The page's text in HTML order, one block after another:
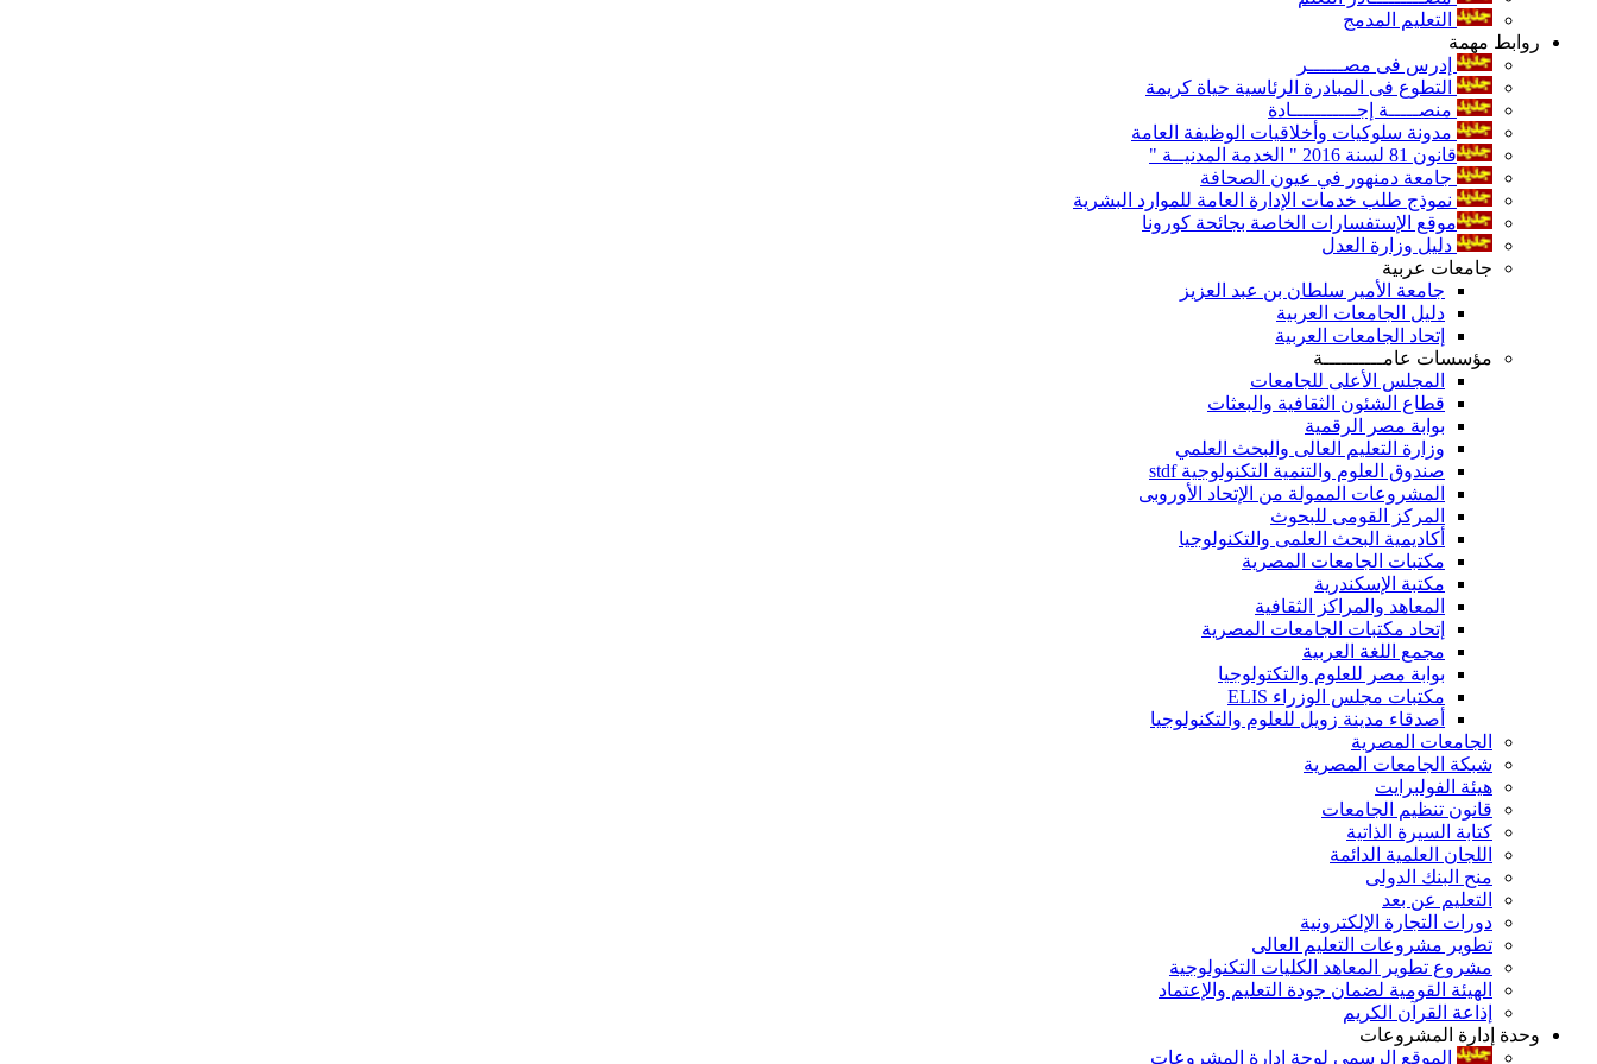
التعليم المدمج
روابط مهمة
إدرس فى مصــــــر
التطوع فى المبادرة الرئاسية حياة كريمة
منصـــــة إجـــــــــــادة
مدونة سلوكيات وأخلاقيات الوظيفة العامة
قانون 81 لسنة 2016 " الخدمة المدنيــة "
جامعة دمنهور في عيون الصحافة
نموذج طلب خدمات الإدارة العامة للموارد البشرية
موقع الإستفسارات الخاصة بجائحة كورونا
دليل وزارة العدل
جامعات عربية
جامعة الأمير سلطان بن عبد العزيز
دليل الجامعات العربية
إتحاد الجامعات العربية
مؤسسات عامــــــــــة
المجلس الأعلى للجامعات
قطاع الشئون الثقافية والبعثات
بوابة مصر الرقمية
وزارة التعليم العالى والبحث العلمي
صندوق العلوم والتنمية التكنولوجية stdf
المشروعات الممولة من الإتحاد الأوروبى
المركز القومى للبحوث
أكاديمية البحث العلمى والتكنولوجيا
مكتبات الجامعات المصرية
مكتبة الإسكندرية
المعاهد والمراكز الثقافية
إتحاد مكتبات الجامعات المصرية
مجمع اللغة العربية
بوابة مصر للعلوم والتكتولوجيا
مكتبات مجلس الوزراء ELIS
أصدقاء مدينة زويل للعلوم والتكنولوجيا
الجامعات المصرية
شبكة الجامعات المصرية
هيئة الفولبرايت
قانون تنظيم الجامعات
كتابة السيرة الذاتية
اللجان العلمية الدائمة
منح البنك الدولى
التعليم عن بعد
دورات التجارة الإلكترونية
تطوير مشروعات التعليم العالى
مشروع تطوير المعاهد الكليات التكنولوجية
الهيئة القومية لضمان جودة التعليم والإعتماد
إذاعة القرآن الكريم
وحدة إدارة المشروعات
الموقع الرسمى لوحة إدارة المشروعات